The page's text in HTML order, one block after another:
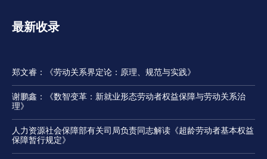
最新收录
郑文睿：《劳动关系界定论：原理、规范与实践》
谢鹏鑫：《数智变革：新就业形态劳动者权益保障与劳动关系治
理》
人力资源社会保障部有关司局负责同志解读《超龄劳动者基本权益
保障暂行规定》